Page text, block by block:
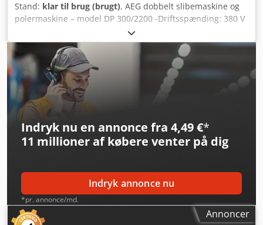
Stand: klar til brug (brugt), AEG dobbelt slibemaskine og
polermaskine – model DP 300/2200 -Driftsspænding: 380 V
-Motoreffekt: 2,2 kW -Maks. skivediameter: Ø 300 mm -
Maks. skivebredde: 50 mm -Polerspindelhastighed: 1.400
omdr./min. Dimensioner: L x B x H 1,2 x 0,4 x 0,9 meter /
Vægt 180 kg Dodpfx Aljztaw Hsgeck
Indryk nu en annonce fra 4,49 €*
11 millioner af købere venter på dig
Indryk annonce nu
*pr. annonce/md.
Annoncer